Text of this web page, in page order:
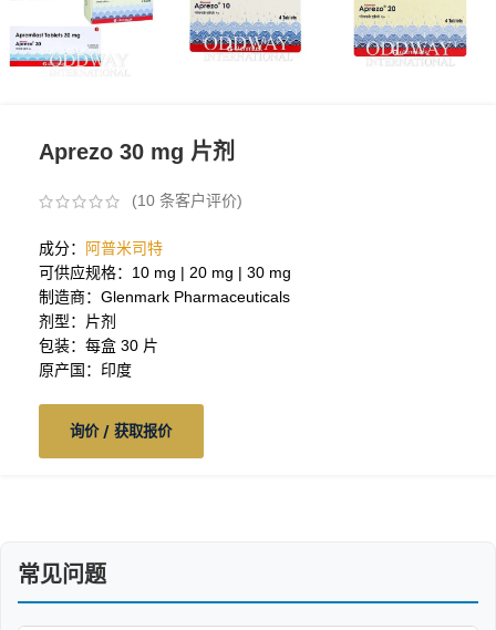
Aprezo 30 mg 片剂
(10 条客户评价)
成分：
阿普米司特
可供应规格：10 mg | 20 mg | 30 mg
制造商：Glenmark Pharmaceuticals
剂型：片剂
包装：每盒 30 片
原产国：印度
询价 / 获取报价
常见问题